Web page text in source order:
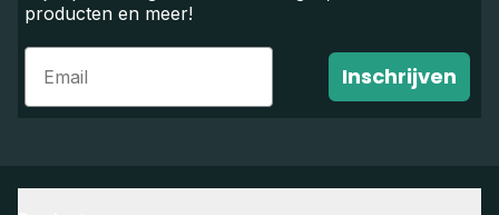
producten en meer!
Email
Inschrijven